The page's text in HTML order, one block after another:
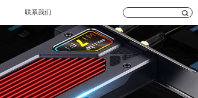
联系我们